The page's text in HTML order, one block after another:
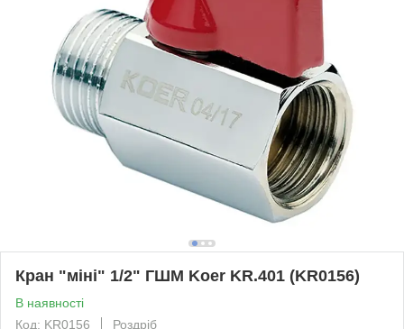
Кран "міні" 1/2" ГШМ Koer KR.401 (KR0156)
В наявності
Код: KR0156
Роздріб